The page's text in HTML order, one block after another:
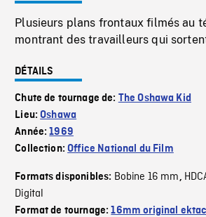
Plusieurs plans frontaux filmés au
montrant des travailleurs qui
DÉTAILS
Chute de tournage de: The Oshawa Kid
Lieu:Oshawa
Année:1969
Collection:Office National du Film
Formats disponibles: Bobine 16 mm,
Digital
Format de tournage:16mm original